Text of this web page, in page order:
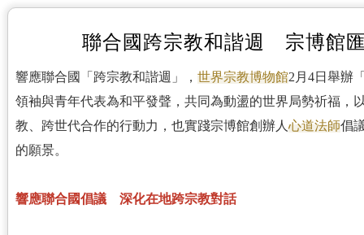
聯合國跨宗教和諧週 宗博館
響應聯合國「跨宗教和諧週」， 世界宗教博物館2月4日舉辦
領袖與青年代表為和平發聲，共同為動盪的世界局勢祈福，
教、跨世代合作的行動力，也實踐宗博館創辦人 心道法師倡
的願景。
響應聯合國倡議 深化在地跨宗教對話